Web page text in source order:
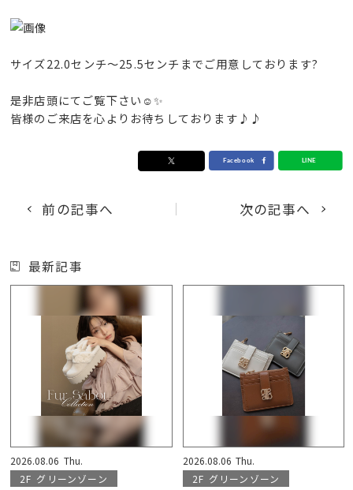
サイズ22.0センチ〜25.5センチまでご用意しております?
是非店頭にてご覧下さい☺️✨
皆様のご来店を心よりお待ちしております♪♪
前の記事へ 次の記事へ
最新記事
2026.08.06 Thu.
2F グリーンゾーン
2026.08.06 Thu.
2F グリーンゾーン